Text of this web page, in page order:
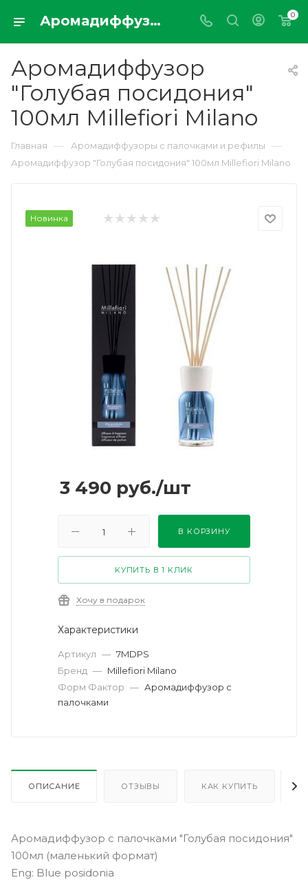
Аромадиффузор "Голубая посидония" 100мл Millefiori Milano 0
Аромадиффузор
"Голубая посидония"
100мл Millefiori Milano
Главная — Аромадиффузоры с палочками и рефилы —
Аромадиффузор "Голубая посидония" 100мл Millefiori Milano
Новинка
3 490 руб./шт
В КОРЗИНУ
КУПИТЬ В 1 КЛИК
Хочу в подарок
Характеристики
Артикул — 7MDPS
Бренд — Millefiori Milano
Форм Фактор — Аромадиффузор с
палочками
ОПИСАНИЕ ОТЗЫВЫ КАК КУПИТЬ
Аромадиффузор с палочками "Голубая посидония"
100мл (маленький формат)
Eng: Blue posidonia